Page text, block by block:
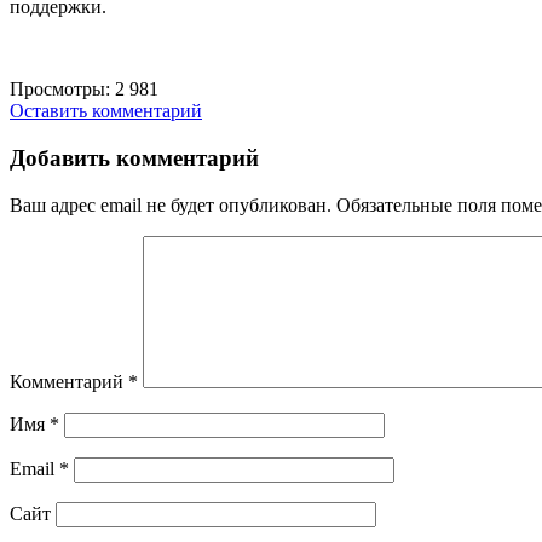
поддержки.
Просмотры: 2 981
Оставить комментарий
Добавить комментарий
Ваш адрес email не будет опубликован. Обязательные поля
Комментарий *
Имя *
Email *
Сайт